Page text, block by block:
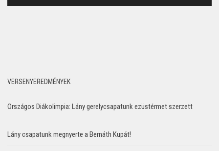
VERSENYEREDMÉNYEK
Országos Diákolimpia: Lány gerelycsapatunk ezüstérmet szerzett
Lány csapatunk megnyerte a Bernáth Kupát!